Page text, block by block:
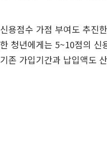
신용점수 가점 부여도 추진
한 청년에게는 5~10점의 신
기존 가입기간과 납입액도